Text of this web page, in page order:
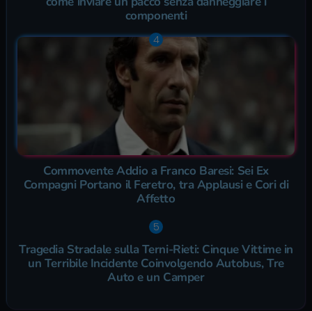
componenti
Commovente Addio a Franco Baresi: Sei Ex
Compagni Portano il Feretro, tra Applausi e Cori di
Affetto
Tragedia Stradale sulla Terni-Rieti: Cinque Vittime in
un Terribile Incidente Coinvolgendo Autobus, Tre
Auto e un Camper